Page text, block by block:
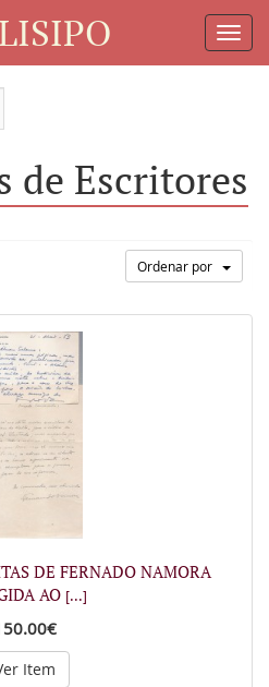
de Escritores
Ordenar por
DE FERNADO NAMORA
AO [...]
Item